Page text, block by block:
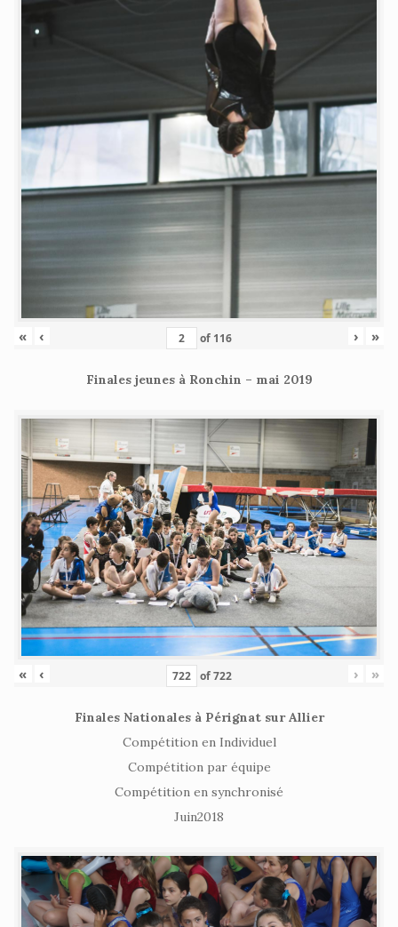
« ‹ of 116 › »
Finales jeunes à Ronchin – mai 2019
« ‹ of722 › »
Finales Nationales à Pérignat sur Allier
Compétition en Individuel
Compétition par équipe
Compétition en synchronisé
Juin2018